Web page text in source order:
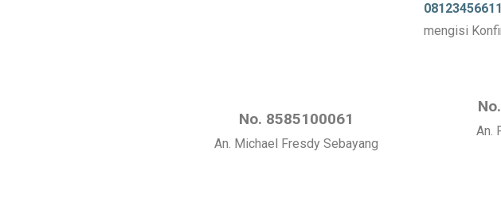
mengisi
No. 8585100061
An. Michael Fresdy Sebayang
An.